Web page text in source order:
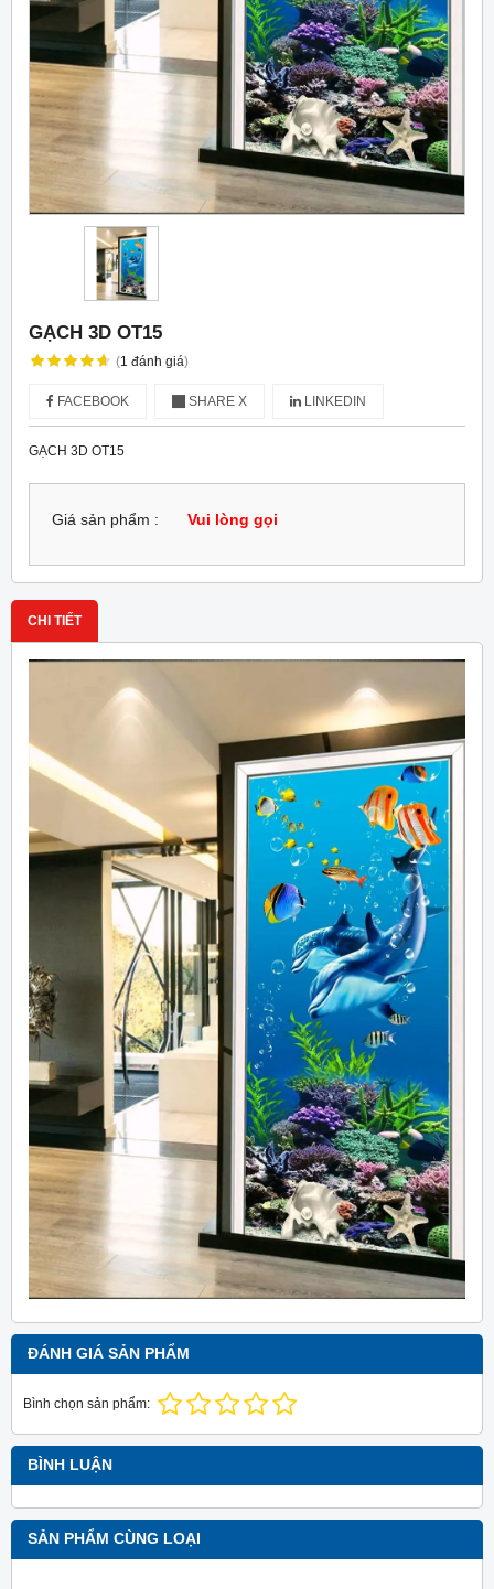
GẠCH 3D OT15
(1 đánh giá)
FACEBOOK SHARE X LINKEDIN
GẠCH 3D OT15
Giá sản phẩm : Vui lòng gọi
CHI TIẾT
ĐÁNH GIÁ SẢN PHẨM
Bình chọn sản phẩm:
BÌNH LUẬN
SẢN PHẨM CÙNG LOẠI